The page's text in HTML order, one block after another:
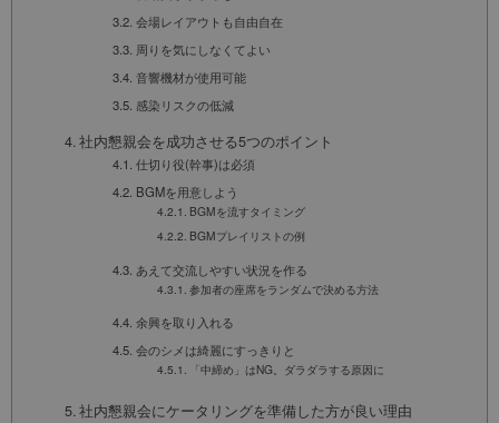
会場レイアウトも自由自在
周りを気にしなくてよい
音響機材が使用可能
感染リスクの低減
社内懇親会を成功させる5つのポイント
仕切り役(幹事)は必須
BGMを用意しよう
BGMを流すタイミング
BGMプレイリストの例
あえて交流しやすい状況を作る
参加者の座席をランダムで決める方法
余興を取り入れる
会のシメは綺麗にすっきりと
「中締め」はNG。ダラダラする原因に
社内懇親会にケータリングを準備した方が良い理由